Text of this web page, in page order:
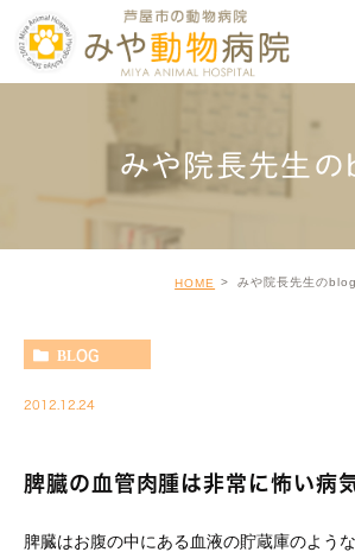
みや院長先生
HOME みや院長先生のblog
BLOG
2012.12.24
脾臓の血管肉腫は非常に怖い病
脾臓はお腹の中にある血液の貯蔵庫のよう